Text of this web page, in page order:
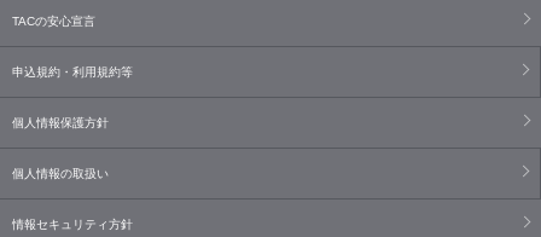
TACの安心宣言
申込規約・利用規約等
個人情報保護方針
個人情報の取扱い
情報セキュリティ方針